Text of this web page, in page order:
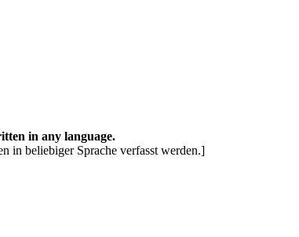
in any language.
in beliebiger Sprache verfasst werden.]